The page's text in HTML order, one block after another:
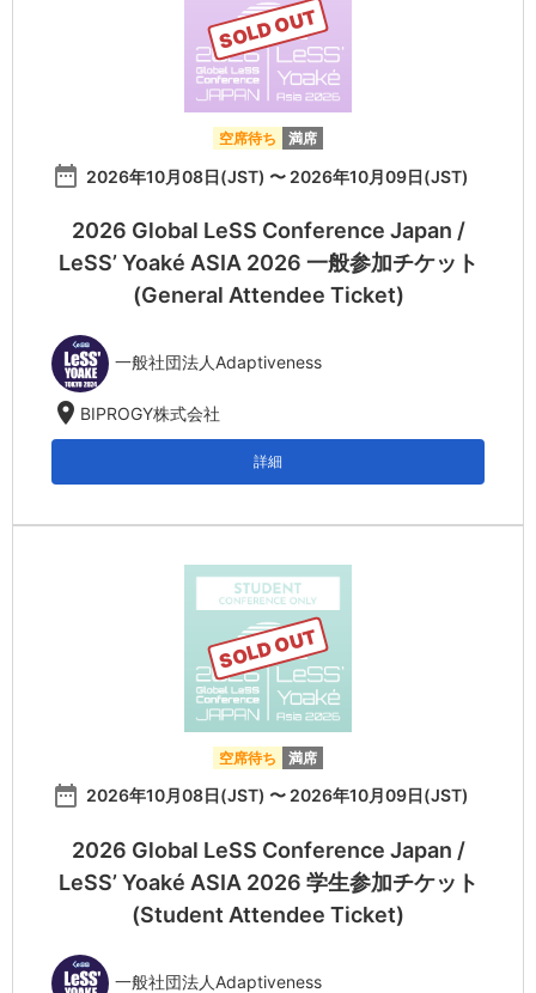
SOLD OUT
空席待ち 満席
date_range 2026年10月08日(JST) 〜 2026年10月09日(JST)
2026 Global LeSS Conference Japan /
LeSS’ Yoaké ASIA 2026 一般参加チケット
(General Attendee Ticket)
一般社団法人Adaptiveness
location_on BIPROGY株式会社
詳細
SOLD OUT
空席待ち 満席
date_range 2026年10月08日(JST) 〜 2026年10月09日(JST)
2026 Global LeSS Conference Japan /
LeSS’ Yoaké ASIA 2026 学生参加チケット
(Student Attendee Ticket)
一般社団法人Adaptiveness